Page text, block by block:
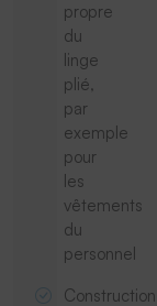
propre
du
linge
plié,
par
exemple
pour
les
vêtements
du
personnel
Construction